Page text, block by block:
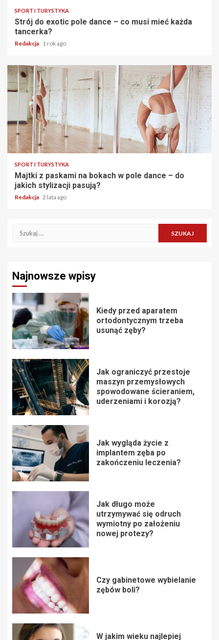
SPORT I TURYSTYKA
Strój do exotic pole dance – co musi mieć każda
tancerka?
Redakcja 1 rok ago
SPORT I TURYSTYKA
Majtki z paskami na bokach w pole dance – do
jakich stylizacji pasują?
Redakcja 2 lata ago
Szukaj:
Najnowsze wpisy
Kiedy przed aparatem
ortodontycznym trzeba
usunąć zęby?
Jak ograniczyć przestoje
maszyn przemysłowych
spowodowane ścieraniem,
uderzeniami i korozją?
Jak wygląda życie z
implantem zęba po
zakończeniu leczenia?
Jak długo może
utrzymywać się odruch
wymiotny po założeniu
nowej protezy?
Czy gabinetowe wybielanie
zębów boli?
W jakim wieku najlepiej